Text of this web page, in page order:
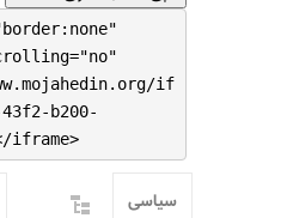
if
b200-
iframe>
سیاسی